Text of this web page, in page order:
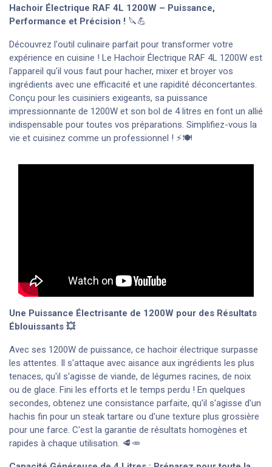
Hachoir Électrique RAF 4L 1200W – Puissance,
Performance et Précision ! 🔪💪
Découvrez l'outil culinaire parfait pour transformer votre
expérience en cuisine ! Le Hachoir Électrique RAF 4L 1200W est
l'appareil qu'il vous faut pour hacher, mixer et broyer vos
ingrédients avec une efficacité et une rapidité déconcertantes.
Conçu pour les cuisiniers exigeants, sa puissance
impressionnante de 1200W et son bol de 4 litres en font un allié
indispensable pour toutes vos préparations. Simplifiez-vous la
vie et cuisinez comme un professionnel ! ⚡🍽️
Une Puissance Électrisante de 1200W pour des Résultats
Éblouissants 💥
Avec ses 1200W de puissance, ce hachoir électrique surpasse
les attentes. Il s'attaque avec aisance aux ingrédients les plus
tenaces, qu'il s'agisse de viande, de légumes racines, de noix
ou de glace. Fini les efforts et le temps perdu ! En quelques
secondes, obtenez une consistance parfaite, qu'il s'agisse d'un
hachis fin pour un steak tartare ou d'une texture plus grossière
pour une farce. C'est la garantie de résultats homogènes et
rapides à chaque utilisation. 🥩🥕